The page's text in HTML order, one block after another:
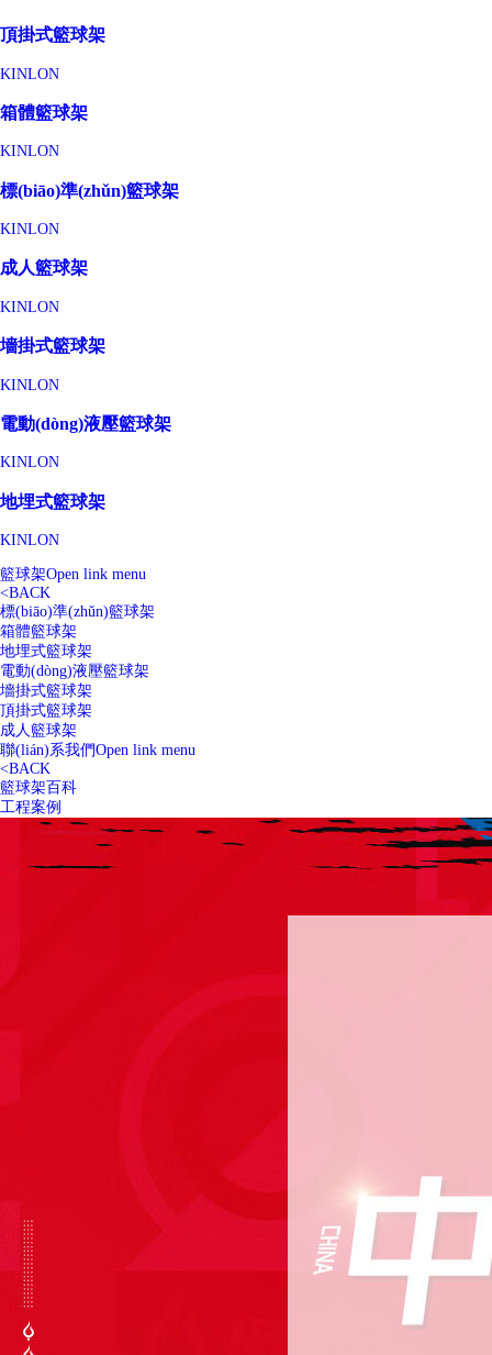
頂掛式籃球架
KINLON
箱體籃球架
KINLON
標(biāo)準(zhǔn)籃球架
KINLON
成人籃球架
KINLON
墻掛式籃球架
KINLON
電動(dòng)液壓籃球架
KINLON
地埋式籃球架
KINLON
籃球架Open link menu
<BACK
標(biāo)準(zhǔn)籃球架
箱體籃球架
地埋式籃球架
電動(dòng)液壓籃球架
墻掛式籃球架
頂掛式籃球架
成人籃球架
聯(lián)系我們Open link menu
<BACK
籃球架百科
工程案例